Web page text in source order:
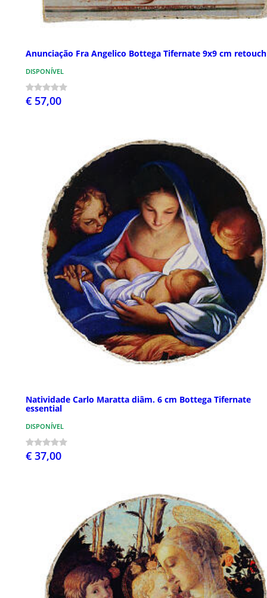
Anunciação Fra Angelico Bottega Tifernate 9x9 cm retouch
DISPONÍVEL
€ 57,00
Natividade Carlo Maratta diâm. 6 cm Bottega Tifernate
essential
DISPONÍVEL
€ 37,00